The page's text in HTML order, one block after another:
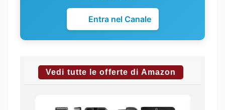
Entra nel Canale